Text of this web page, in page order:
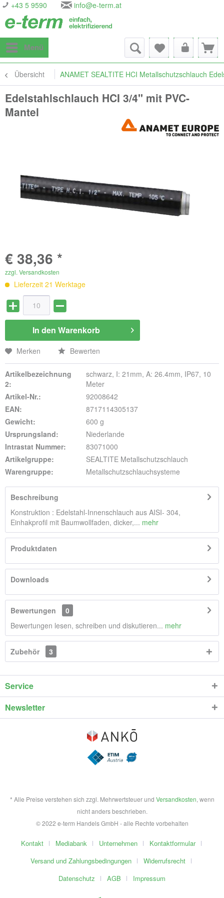
+43 5 9590 info@e-term.at
Menü
Übersicht ANAMET SEALTITE HCI Metallschutzschlauch
Edelstahlschlauch HCI 3/4" mit PVC-
Mantel
€ 38,36 *
zzgl. Versandkosten
Lieferzeit 21 Werktage
In den Warenkorb
Merken Bewerten
Artikelbezeichnung
2:
schwarz, I: 21mm, A: 26.4mm, IP67, 10
Meter
Artikel-Nr.:
92008642
EAN:
8717114305137
Gewicht:
600 g
Ursprungsland:
Niederlande
Intrastat Nummer:
83071000
Artikelgruppe:
SEALTITE Metallschutzschlauch
Warengruppe:
Metallschutzschlauchsysteme
Beschreibung
Konstruktion : Edelstahl-Innenschlauch aus AISI- 304,
Einhakprofil mit Baumwollfaden, dicker,... mehr
Produktdaten
Downloads
Bewertungen
0
Bewertungen lesen, schreiben und diskutieren... mehr
Zubehör 3
Service
Newsletter
* Alle Preise verstehen sich zzgl. Mehrwertsteuer und Versandkosten, wenn
nicht anders beschrieben.
© 2022 e-term Handels GmbH - alle Rechte vorbehalten
Kontakt Mediabank Unternehmen
Kontaktformular
Versand und Zahlungsbedingungen
Widerrufsrecht
Datenschutz
AGB Impressum